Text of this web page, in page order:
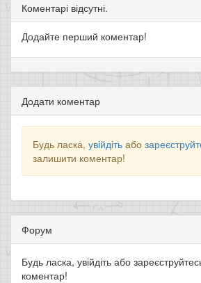
Коментарі відсутні.
Додайте перший коментар!
Додати коментар
Будь ласка, увійдіть або
залишити коментар!
Форум
Будь ласка, увійдіть або
коментар!